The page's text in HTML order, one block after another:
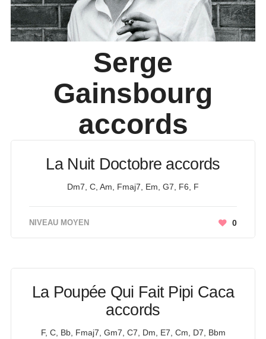
Serge
Gainsbourg
accords
La Nuit Doctobre accords
Dm7, C, Am, Fmaj7, Em, G7, F6, F
NIVEAU MOYEN 0
La Poupée Qui Fait Pipi Caca
accords
F, C, Bb, Fmaj7, Gm7, C7, Dm, E7, Cm, D7, Bbm